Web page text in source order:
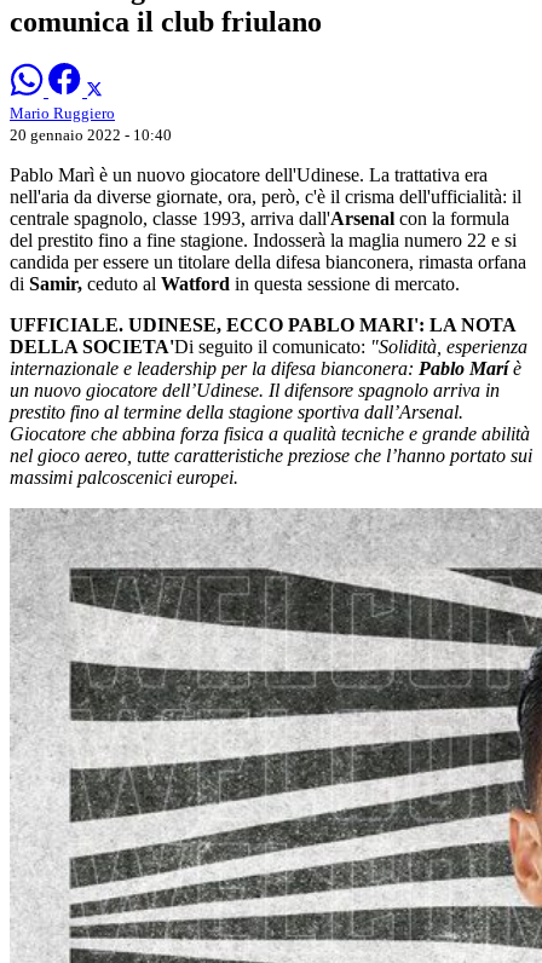
comunica il club friulano
Mario Ruggiero
20 gennaio 2022 - 10:40
Pablo Marì è un nuovo giocatore dell'Udinese. La trattativa era
nell'aria da diverse giornate, ora, però, c'è il crisma dell'ufficialità: il
centrale spagnolo, classe 1993, arriva dall'Arsenal con la formula
del prestito fino a fine stagione. Indosserà la maglia numero 22 e si
candida per essere un titolare della difesa bianconera, rimasta orfana
di Samir, ceduto al Watford in questa sessione di mercato.
UFFICIALE. UDINESE, ECCO PABLO MARI': LA NOTA
DELLA SOCIETA'Di seguito il comunicato: "Solidità, esperienza
internazionale e leadership per la difesa bianconera: Pablo Maríè
un nuovo giocatore dell’Udinese. Il difensore spagnolo arriva in
prestito fino al termine della stagione sportiva dall’Arsenal.
Giocatore che abbina forza fisica a qualità tecniche e grande abilità
nel gioco aereo, tutte caratteristiche preziose che l’hanno portato sui
massimi palcoscenici europei.